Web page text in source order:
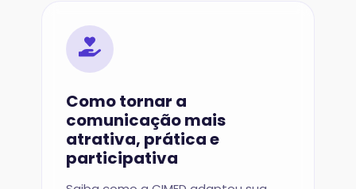
Como tornar a
comunicação mais
atrativa, prática e
participativa